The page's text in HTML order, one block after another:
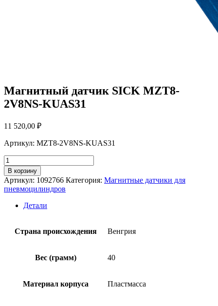
Магнитный датчик SICK MZT8-
2V8NS-KUAS31
11 520,00 ₽
Артикул: MZT8-2V8NS-KUAS31
Количество
товара
Магнитный
датчик
SICK
MZT8-
2V8NS-
В корзину
Артикул: 1092766 Категория: Магнитные датчики для
пневмоцилиндров
Детали
Страна происхождения Венгрия
Вес (грамм) 40
Материал корпуса Пластмасса